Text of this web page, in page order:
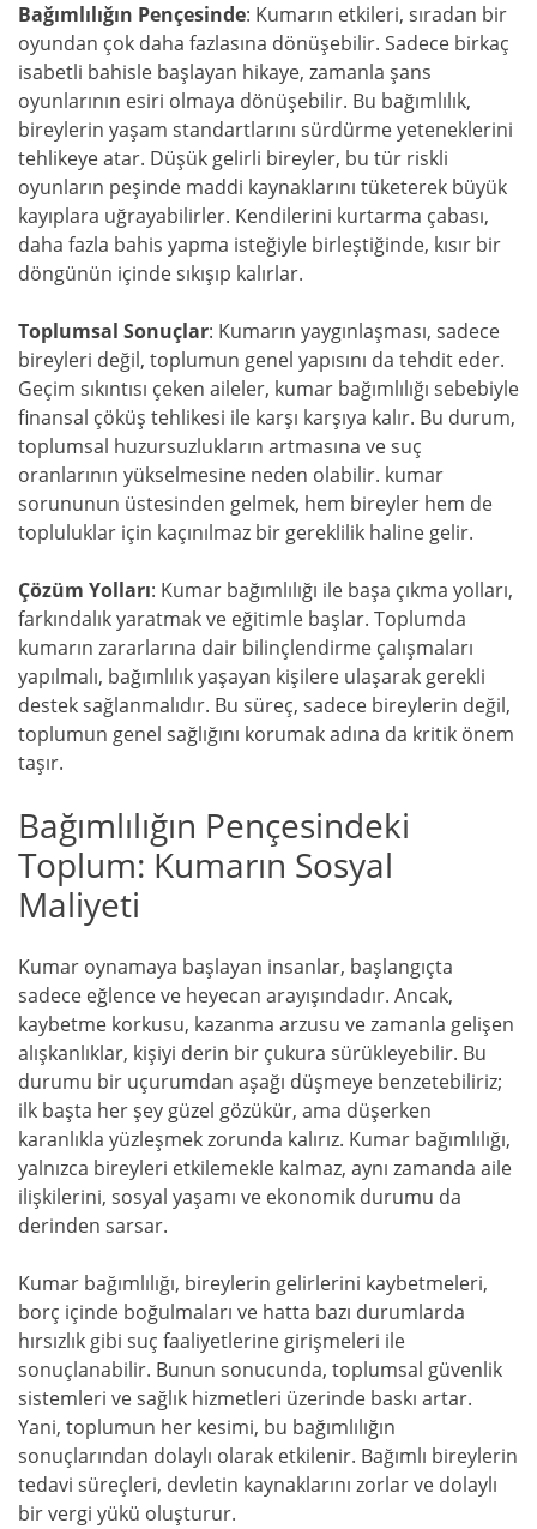
Bağımlılığın Pençesinde: Kumarın etkileri, sıradan bir
oyundan çok daha fazlasına dönüşebilir. Sadece birkaç
isabetli bahisle başlayan hikaye, zamanla şans
oyunlarının esiri olmaya dönüşebilir. Bu bağımlılık,
bireylerin yaşam standartlarını sürdürme yeteneklerini
tehlikeye atar. Düşük gelirli bireyler, bu tür riskli
oyunların peşinde maddi kaynaklarını tüketerek büyük
kayıplara uğrayabilirler. Kendilerini kurtarma çabası,
daha fazla bahis yapma isteğiyle birleştiğinde, kısır bir
döngünün içinde sıkışıp kalırlar.
Toplumsal Sonuçlar: Kumarın yaygınlaşması, sadece
bireyleri değil, toplumun genel yapısını da tehdit eder.
Geçim sıkıntısı çeken aileler, kumar bağımlılığı sebebiyle
finansal çöküş tehlikesi ile karşı karşıya kalır. Bu durum,
toplumsal huzursuzlukların artmasına ve suç
oranlarının yükselmesine neden olabilir. kumar
sorununun üstesinden gelmek, hem bireyler hem de
topluluklar için kaçınılmaz bir gereklilik haline gelir.
Çözüm Yolları: Kumar bağımlılığı ile başa çıkma yolları,
farkındalık yaratmak ve eğitimle başlar. Toplumda
kumarın zararlarına dair bilinçlendirme çalışmaları
yapılmalı, bağımlılık yaşayan kişilere ulaşarak gerekli
destek sağlanmalıdır. Bu süreç, sadece bireylerin değil,
toplumun genel sağlığını korumak adına da kritik önem
taşır.
Bağımlılığın Pençesindeki
Toplum: Kumarın Sosyal
Maliyeti
Kumar oynamaya başlayan insanlar, başlangıçta
sadece eğlence ve heyecan arayışındadır. Ancak,
kaybetme korkusu, kazanma arzusu ve zamanla gelişen
alışkanlıklar, kişiyi derin bir çukura sürükleyebilir. Bu
durumu bir uçurumdan aşağı düşmeye benzetebiliriz;
ilk başta her şey güzel gözükür, ama düşerken
karanlıkla yüzleşmek zorunda kalırız. Kumar bağımlılığı,
yalnızca bireyleri etkilemekle kalmaz, aynı zamanda aile
ilişkilerini, sosyal yaşamı ve ekonomik durumu da
derinden sarsar.
Kumar bağımlılığı, bireylerin gelirlerini kaybetmeleri,
borç içinde boğulmaları ve hatta bazı durumlarda
hırsızlık gibi suç faaliyetlerine girişmeleri ile
sonuçlanabilir. Bunun sonucunda, toplumsal güvenlik
sistemleri ve sağlık hizmetleri üzerinde baskı artar.
Yani, toplumun her kesimi, bu bağımlılığın
sonuçlarından dolaylı olarak etkilenir. Bağımlı bireylerin
tedavi süreçleri, devletin kaynaklarını zorlar ve dolaylı
bir vergi yükü oluşturur.